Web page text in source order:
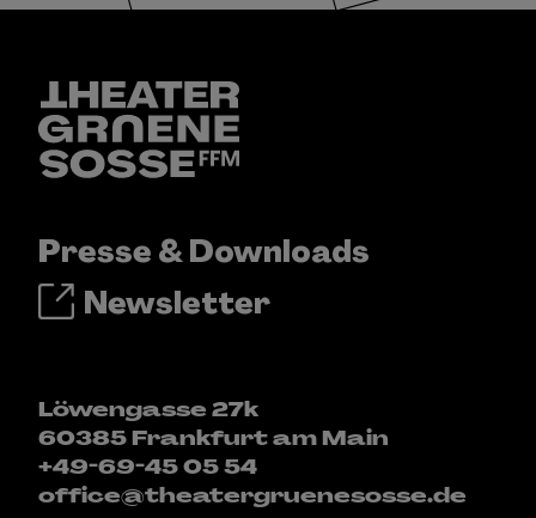
Presse & Downloads
Newsletter
Löwengasse 27k
60385 Frankfurt am Main
+49-69-45 05 54
office@theatergruenesosse.de